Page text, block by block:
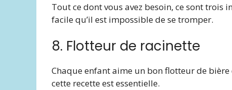
Tout ce dont vous avez besoin, ce sont trois
facile qu’il est impossible de se tromper.
8. Flotteur de racinette
Chaque enfant aime un bon flotteur de bière
cette recette est essentielle.